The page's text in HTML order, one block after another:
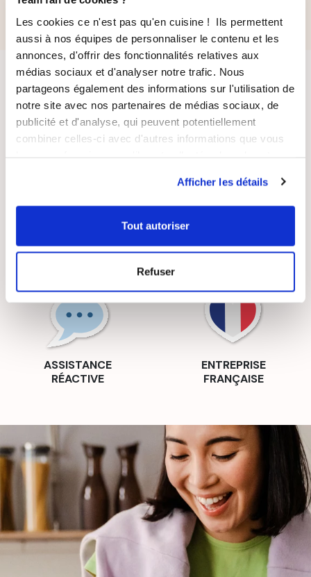
Les cookies ce n'est pas qu'en cuisine ! Ils permettent
aussi à nos équipes de personnaliser le contenu et les
annonces, d'offrir des fonctionnalités relatives aux
médias sociaux et d'analyser notre trafic. Nous
partageons également des informations sur l'utilisation de
notre site avec nos partenaires de médias sociaux, de
publicité et d'analyse, qui peuvent potentiellement
combiner celles-ci avec d'autres informations que vous
Afficher les détails
Tout autoriser
Refuser
ASSISTANCE
RÉACTIVE
ENTREPRISE
FRANÇAISE